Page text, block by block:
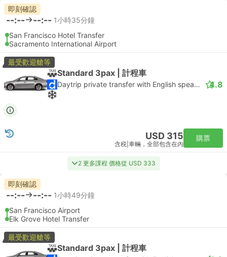
即刻確認
--:-- --:-- 1小時35分鐘
San Francisco Hotel Transfer
Sacramento International Airport
最受歡迎艙等
Standard 3pax | 計程車
Daytrip private transfer with English speaking driver 4.8
USD 315
含税 車輛，全部包含在內
購票
2 更多課程 價格從 USD 333
即刻確認
--:-- --:-- 1小時49分鐘
San Francisco Airport
Elk Grove Hotel Transfer
最受歡迎艙等
Standard 3pax | 計程車